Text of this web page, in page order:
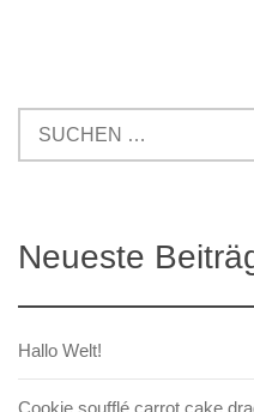
Neueste
Hallo Welt!